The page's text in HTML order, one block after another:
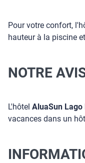
Pour votre confort,
hauteur à la piscine
NOTRE
L'hôtel AluaSun Lago
vacances dans un